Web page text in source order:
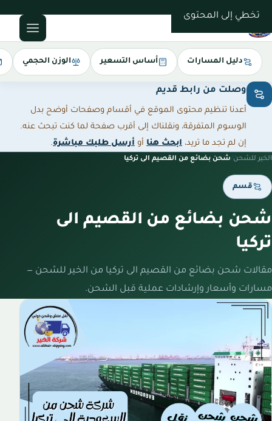
تخطي إلى المحتوى
دليل المسارات أساس التسعير الوزن الحجمي
وصلت من رابط قديم
أعدنا تنظيم محتوى الموقع في أقسام وصفحات أوضح بدل
الوسوم المتفرقة، ونقلناك إلى أقرب صفحة لما كنت تبحث عنه.
إن لم تجد ما تريد، ابحث هنا أو أرسل طلبك مباشرة.
الخير للشحن/شحن بضائع من القصيم الى تركيا
قسم
شحن بضائع من القصيم الى
تركيا
مقالات شحن بضائع من القصيم الى تركيا من الخير للشحن —
مسارات وأسعار وإرشادات عملية قبل الشحن.